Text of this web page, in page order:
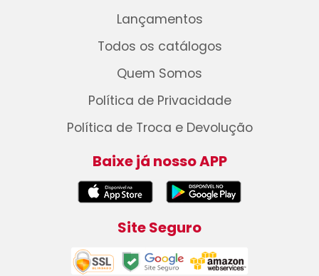
Lançamentos
Todos os catálogos
Quem Somos
Política de Privacidade
Política de Troca e Devolução
Baixe já nosso APP
Site Seguro